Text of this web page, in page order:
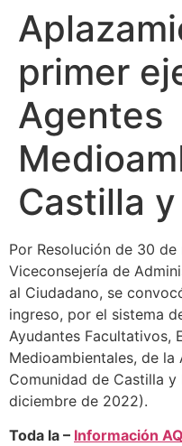
primer
Agentes
Castilla
Por Resolución de 30
Viceconsejería de
al Ciudadano, se
ingreso, por el sistema
Ayudantes Facultativos,
Medioambientales, de
Comunidad de Castilla y
diciembre de 2022).
Toda la – Información